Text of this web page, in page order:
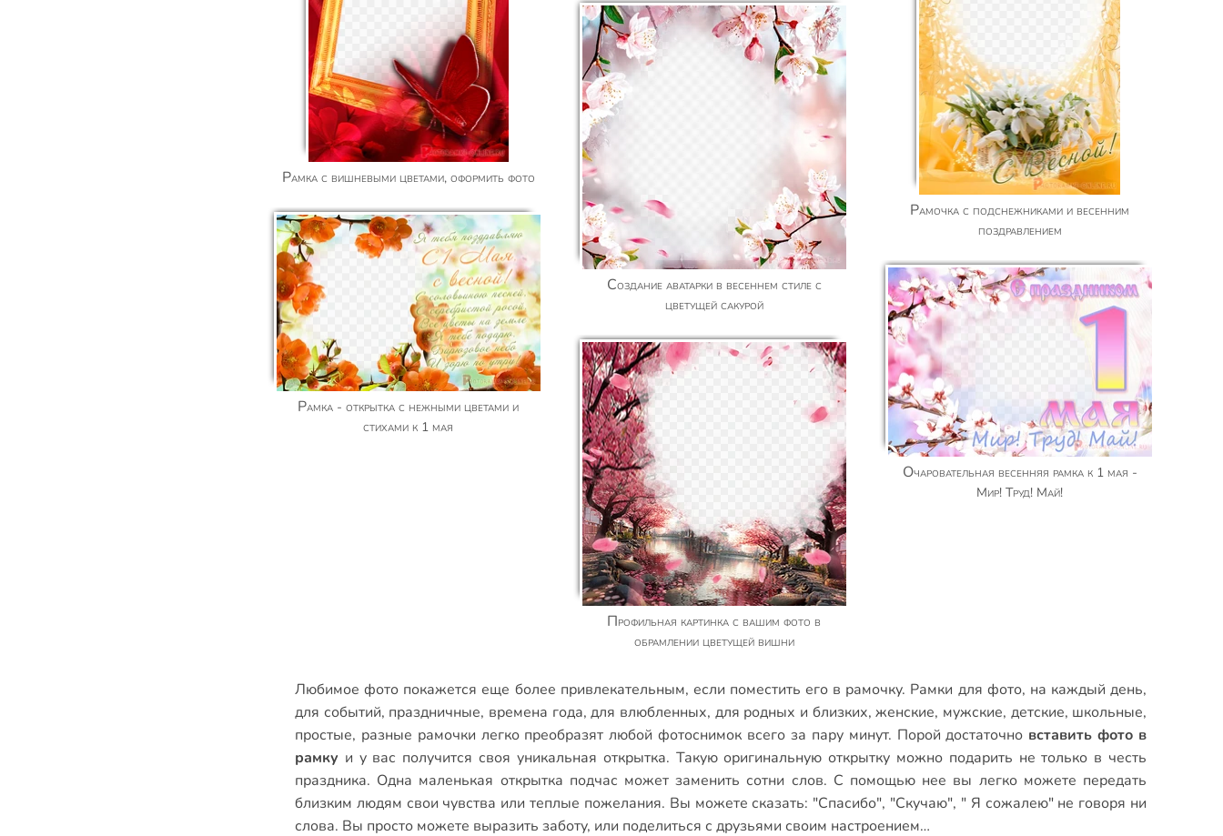
Рамка с вишневыми цветами, оформить фото
Рамочка с подснежниками и весенним
поздравлением
Создание аватарки в весеннем стиле с
цветущей сакурой
Рамка - открытка с нежными цветами и
стихами к 1 мая
Очаровательная весенняя рамка к 1 мая -
Мир! Труд! Май!
Профильная картинка с вашим фото в
обрамлении цветущей вишни
Любимое фото покажется еще более привлекательным, если поместить его в рамочку. Рамки для фото, на каждый день,
для событий, праздничные, времена года,для влюбленных, для родных и близких,женские, мужские, детские, школьные,
простые, разные рамочки легко преобразят любой фотоснимок всего за пару минут. Порой достаточно вставить фото в
рамку и у вас получится своя уникальная открытка. Такую оригинальную открытку можно подарить не только в честь
праздника. Одна маленькая открытка подчас может заменить сотни слов. С помощью нее вы легко можете передать
близким людям свои чувства или теплые пожелания. Вы можете сказать: "Спасибо", "Скучаю", " Я сожалею" не говоря ни
слова. Вы просто можете выразить заботу, или поделиться с друзьями своим настроением…